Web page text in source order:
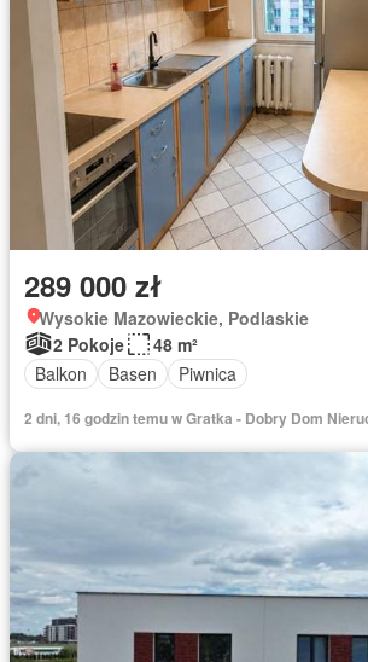
289 000 zł
Wysokie Mazowieckie, Podlaskie
2 Pokoje
48 m²
Balkon
Basen Piwnica
2 dni, 16 godzin temu w Gratka - Dobry Dom